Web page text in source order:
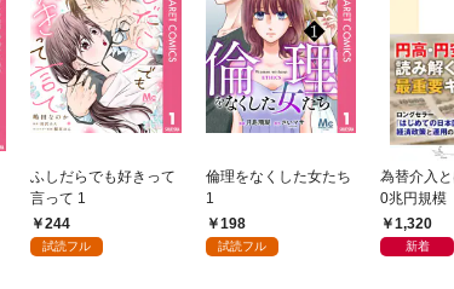
ふしだらでも好きって
言って 1
244
試読フル
倫理をなくした女たち
1
198
試読フル
為替介入
0兆円規模
会」が生ま
1,320
新着